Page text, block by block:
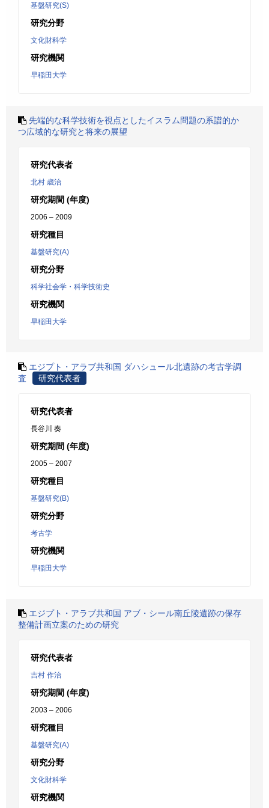
基盤研究(S)
研究分野
文化財科学
研究機関
早稲田大学
先端的な科学技術を視点としたイスラム問題の系譜的か
つ広域的な研究と将来の展望
研究代表者
北村 歳治
研究期間 (年度)
2006 – 2009
研究種目
基盤研究(A)
研究分野
科学社会学・科学技術史
研究機関
早稲田大学
エジプト・アラブ共和国 ダハシュール北遺跡の考古学調
査
研究代表者
研究代表者
長谷川 奏
研究期間 (年度)
2005 – 2007
研究種目
基盤研究(B)
研究分野
考古学
研究機関
早稲田大学
エジプト・アラブ共和国 アブ・シール南丘陵遺跡の保存
整備計画立案のための研究
研究代表者
吉村 作治
研究期間 (年度)
2003 – 2006
研究種目
基盤研究(A)
研究分野
文化財科学
研究機関